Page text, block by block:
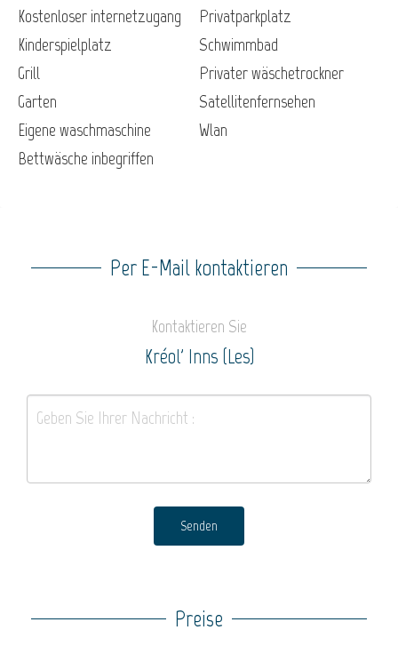
Kostenloser internetzugang
Kinderspielplatz
Grill
Garten
Eigene waschmaschine
Bettwäsche inbegriffen
Privatparkplatz
Schwimmbad
Privater wäschetrockner
Satellitenfernsehen
Wlan
Per E-Mail kontaktieren
Kontaktieren Sie
Kréol' Inns (Les)
Senden
Preise